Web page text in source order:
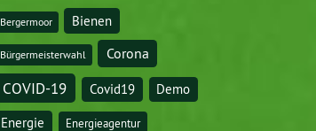
Bergermoor Bienen
Bürgermeisterwahl Corona
COVID-19 Covid19 Demo
Energie Energieagentur